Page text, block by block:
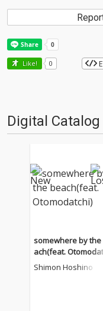
Like! 0
Digital Catalog
somewhere by the
ach(feat.
i)
Shimon Hoshino